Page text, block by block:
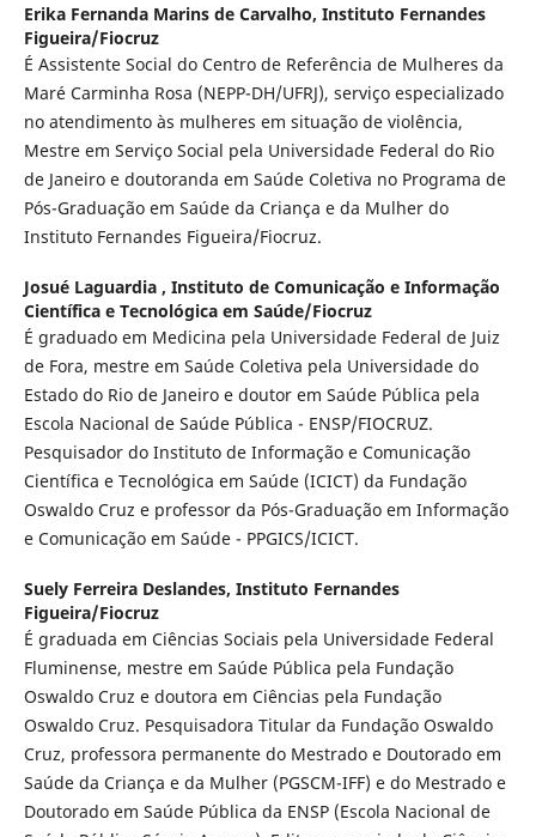
Erika Fernanda Marins de Carvalho, Instituto Fernandes
Figueira/Fiocruz
É Assistente Social do Centro de Referência de Mulheres da
Maré Carminha Rosa (NEPP-DH/UFRJ), serviço especializado
no atendimento às mulheres em situação de violência,
Mestre em Serviço Social pela Universidade Federal do Rio
de Janeiro e doutoranda em Saúde Coletiva no Programa de
Pós-Graduação em Saúde da Criança e da Mulher do
Instituto Fernandes Figueira/Fiocruz.
Josué Laguardia , Instituto de Comunicação e Informação
Científica e Tecnológica em Saúde/Fiocruz
É graduado em Medicina pela Universidade Federal de Juiz
de Fora, mestre em Saúde Coletiva pela Universidade do
Estado do Rio de Janeiro e doutor em Saúde Pública pela
Escola Nacional de Saúde Pública - ENSP/FIOCRUZ.
Pesquisador do Instituto de Informação e Comunicação
Científica e Tecnológica em Saúde (ICICT) da Fundação
Oswaldo Cruz e professor da Pós-Graduação em Informação
e Comunicação em Saúde - PPGICS/ICICT.
Suely Ferreira Deslandes, Instituto Fernandes
Figueira/Fiocruz
É graduada em Ciências Sociais pela Universidade Federal
Fluminense, mestre em Saúde Pública pela Fundação
Oswaldo Cruz e doutora em Ciências pela Fundação
Oswaldo Cruz. Pesquisadora Titular da Fundação Oswaldo
Cruz, professora permanente do Mestrado e Doutorado em
Saúde da Criança e da Mulher (PGSCM-IFF) e do Mestrado e
Doutorado em Saúde Pública da ENSP (Escola Nacional de